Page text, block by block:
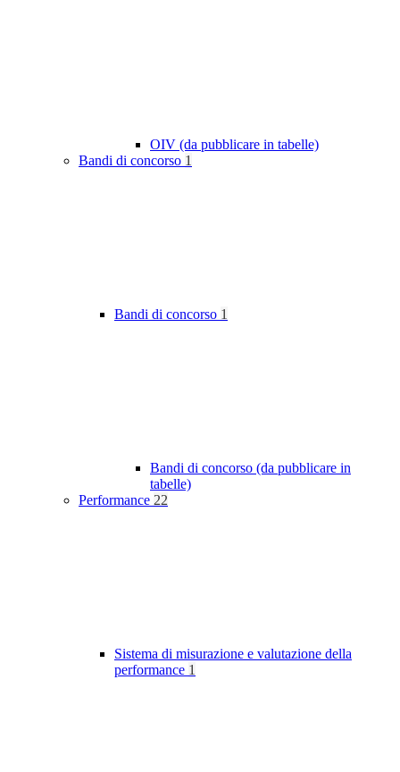
OIV (da pubblicare in tabelle)
Bandi di concorso 1
Bandi di concorso 1
Bandi di concorso (da pubblicare in
tabelle)
Performance 22
Sistema di misurazione e valutazione della
performance 1